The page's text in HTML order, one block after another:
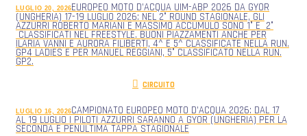
LUGLIO 20, 2026EUROPEO MOTO D’ACQUA UIM-ABP 2026 DA GYOR
(UNGHERIA) 17-19 LUGLIO 2026: NEL 2° ROUND STAGIONALE, GLI
AZZURRI ROBERTO MARIANI E MASSIMO ACCUMULO SONO 1° E 2°
CLASSIFICATI NEL FREESTYLE. BUONI PIAZZAMENTI ANCHE PER
ILARIA VANNI E AURORA FILIBERTI, 4^ E 5^ CLASSIFICATE NELLA RUN.
GP4 LADIES E PER MANUEL REGGIANI, 5° CLASSIFICATO NELLA RUN.
GP2.
CIRCUITO
LUGLIO 16, 2026CAMPIONATO EUROPEO MOTO D’ACQUA 2026: DAL 17
AL 19 LUGLIO I PILOTI AZZURRI SARANNO A GYOR (UNGHERIA) PER LA
SECONDA E PENULTIMA TAPPA STAGIONALE